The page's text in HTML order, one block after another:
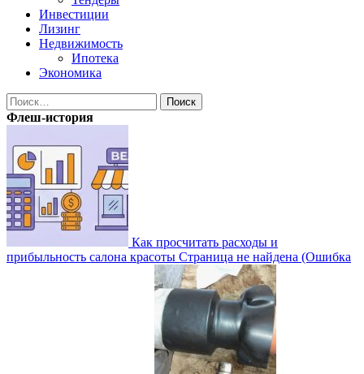
Инвестиции
Лизинг
Недвижимость
Ипотека
Экономика
Найти:
Флеш-история
Как просчитать расходы и
прибыльность салона красоты Страница не найдена (Ошибка